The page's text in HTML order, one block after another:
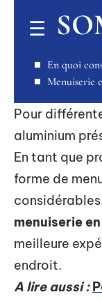
En quoi
Menuiserie
Pour
aluminium
En tant que
forme de
menuiserie
meilleure
endroit.
A lire aussi :